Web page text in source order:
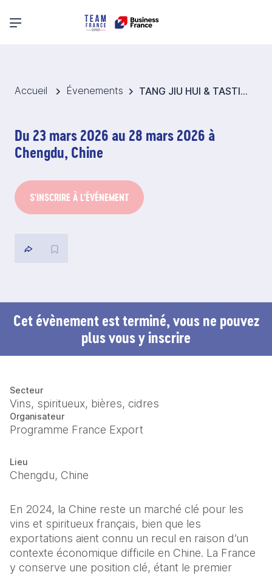
Menu principal
Accueil Évenements TANG JIU HUI & TASTIN’FRANCE 2026 - Pavillon France & Tastin'France Vins, Spiritueux, Bières, Cidres et Boissons alcoolisées - Chine
Du 23 mars 2026 au 28 mars 2026 à
Chengdu, Chine
S'INSCRIRE À L'ÉVÉNEMENT
Cet évènement est terminé, vous ne pouvez
plus vous y inscrire
Secteur
Vins, spiritueux, bières, cidres
Organisateur
Programme France Export
Lieu
Chengdu, Chine
En 2024, la Chine reste un marché clé pour les
vins et spiritueux français, bien que les
exportations aient connu un recul en raison d’un
contexte économique difficile en Chine. La France
y conserve une position clé, étant le premier